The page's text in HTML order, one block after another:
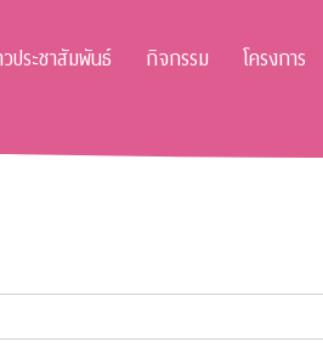
วประชาสัมพันธ์ กิจกรรม โครงการ